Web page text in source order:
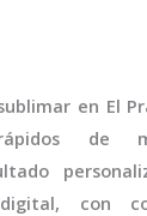
en El
de
con